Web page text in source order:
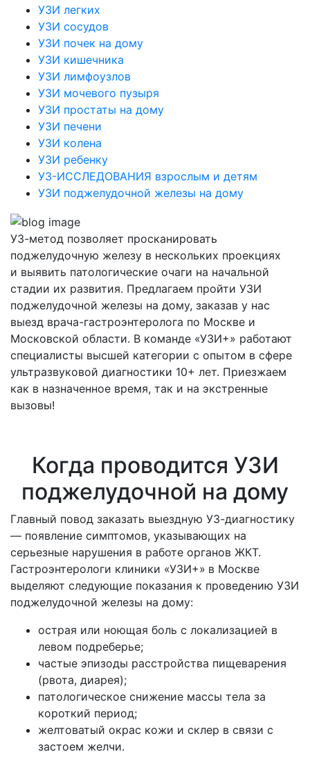
УЗИ легких
УЗИ сосудов
УЗИ почек на дому
УЗИ кишечника
УЗИ лимфоузлов
УЗИ мочевого пузыря
УЗИ простаты на дому
УЗИ печени
УЗИ колена
УЗИ ребенку
УЗ-ИССЛЕДОВАНИЯ взрослым и детям
УЗИ поджелудочной железы на дому
УЗ-метод позволяет просканировать
поджелудочную железу в нескольких проекциях
и выявить патологические очаги на начальной
стадии их развития. Предлагаем пройти УЗИ
поджелудочной железы на дому, заказав у нас
выезд врача-гастроэнтеролога по Москве и
Московской области. В команде «УЗИ+» работают
специалисты высшей категории с опытом в сфере
ультразвуковой диагностики 10+ лет. Приезжаем
как в назначенное время, так и на экстренные
вызовы!
Когда проводится УЗИ
поджелудочной на дому
Главный повод заказать выездную УЗ-диагностику
— появление симптомов, указывающих на
серьезные нарушения в работе органов ЖКТ.
Гастроэнтерологи клиники «УЗИ+» в Москве
выделяют следующие показания к проведению УЗИ
поджелудочной железы на дому:
острая или ноющая боль с локализацией в
левом подреберье;
частые эпизоды расстройства пищеварения
(рвота, диарея);
патологическое снижение массы тела за
короткий период;
желтоватый окрас кожи и склер в связи с
застоем желчи.